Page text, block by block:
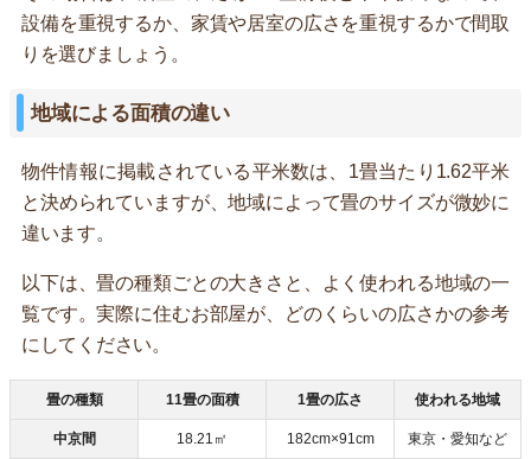
設備を重視するか、家賃や居室の広さを重視するかで間取
りを選びましょう。
地域による面積の違い
物件情報に掲載されている平米数は、1畳当たり1.62平米
と決められていますが、地域によって畳のサイズが微妙に
違います。
以下は、畳の種類ごとの大きさと、よく使われる地域の一
覧です。実際に住むお部屋が、どのくらいの広さかの参考
にしてください。
畳の種類 11畳の面積 1畳の広さ 使われる地域
中京間 18.21㎡ 182cm×91cm 東京・愛知など